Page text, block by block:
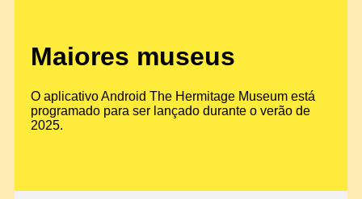
Maiores museus
O aplicativo Android The Hermitage Museum está
programado para ser lançado durante o verão de
2025.